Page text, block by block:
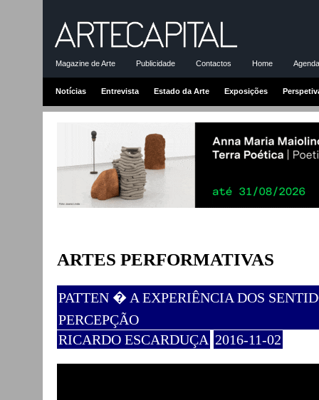
Magazine de Arte Publicidade Contactos Home
Notícias Entrevista Estado da Arte Exposições
ARTES PERFORMATIVAS
PATTEN � A EXPERIÊNCIA DOS
PERCEPÇÃO
RICARDO ESCARDUÇA 2016-11-02